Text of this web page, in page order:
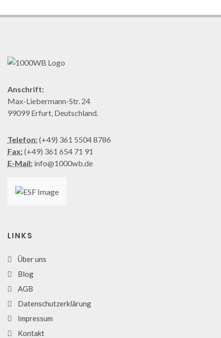
Anschrift:
Max-Liebermann-Str. 24
99099 Erfurt, Deutschland.
Telefon:(+49) 361 5504 8786
Fax:(+49) 361 654 71 91
E-Mail: info@1000wb.de
LINKS
Über uns
Blog
AGB
Datenschutzerklärung
Impressum
Kontakt